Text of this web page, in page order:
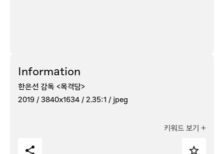
Information
한은선 감독 <목격담>
2019 / 3840x1634 / 2.35:1 / jpeg
키워드 보기 +